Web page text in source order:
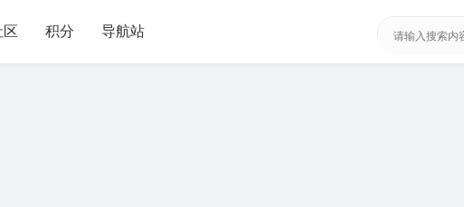
区 积分 导航站